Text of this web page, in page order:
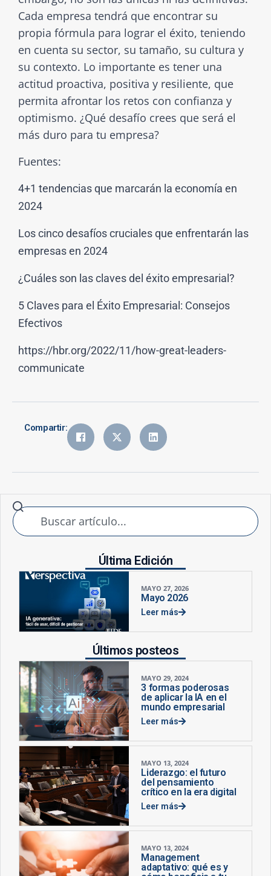
Cada empresa tendrá que encontrar su
propia fórmula para lograr el éxito, teniendo
en cuenta su sector, su tamaño, su cultura y
su contexto. Lo importante es tener una
actitud proactiva, positiva y resiliente, que
permita afrontar los retos con confianza y
optimismo. ¿Qué desafío crees que será el
más duro para tu empresa?
Fuentes:
4+1 tendencias que marcarán la economía en
2024
Los cinco desafíos cruciales que enfrentarán las
empresas en 2024
¿Cuáles son las claves del éxito empresarial?
5 Claves para el Éxito Empresarial: Consejos
Efectivos
https://hbr.org/2022/11/how-great-leaders-
communicate
Compartir:
Última Edición
MAYO 27, 2026
Mayo 2026
Leer más
Últimos posteos
MAYO 29, 2024
3 formas poderosas
de aplicar la IA en el
mundo empresarial
Leer más
MAYO 13, 2024
Liderazgo: el futuro
del pensamiento
crítico en la era digital
Leer más
MAYO 13, 2024
Management
adaptativo: qué es y